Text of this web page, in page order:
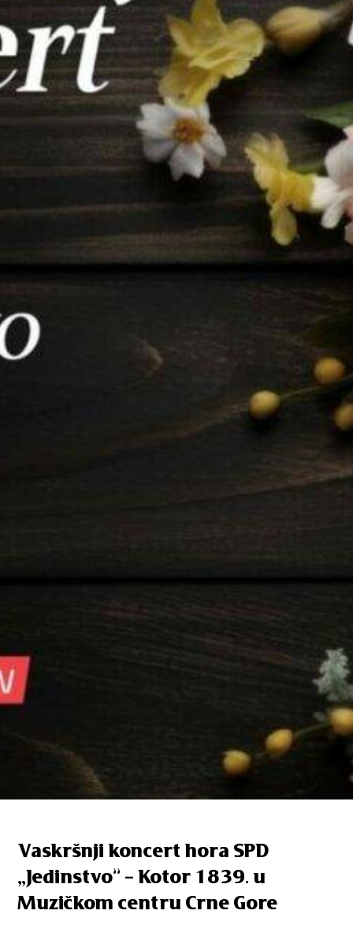
Vaskršnji koncert hora SPD
„Jedinstvo” – Kotor 1839. u
Muzičkom centru Crne Gore